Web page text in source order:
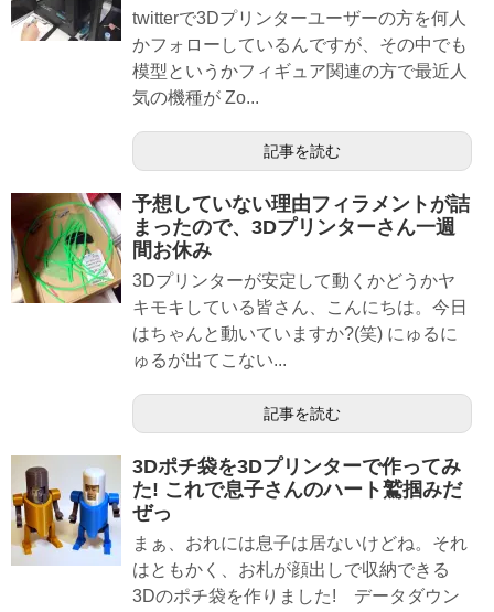
twitterで3Dプリンターユーザーの方を何人
かフォローしているんですが、その中でも
模型というかフィギュア関連の方で最近人
気の機種が Zo...
記事を読む
予想していない理由フィラメントが詰
まったので、3Dプリンターさん一週
間お休み
3Dプリンターが安定して動くかどうかヤ
キモキしている皆さん、こんにちは。今日
はちゃんと動いていますか?(笑) にゅるに
ゅるが出てこない...
記事を読む
3Dポチ袋を3Dプリンターで作ってみ
た! これで息子さんのハート鷲掴みだ
ぜっ
まぁ、おれには息子は居ないけどね。それ
はともかく、お札が顔出しで収納できる
3Dのポチ袋を作りました! データダウン